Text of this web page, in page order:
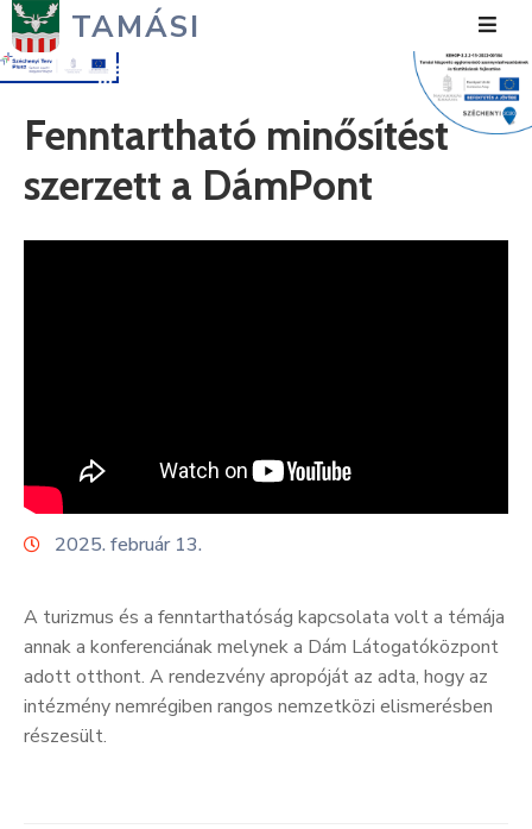
TAMÁSI
Fejlesztések
Média
Keresés
Fenntartható minősítést
szerzett a DámPont
2025. február 13.
A turizmus és a fenntarthatóság kapcsolata volt a témája
annak a konferenciának melynek a Dám Látogatóközpont
adott otthont. A rendezvény apropóját az adta, hogy az
intézmény nemrégiben rangos nemzetközi elismerésben
részesült.